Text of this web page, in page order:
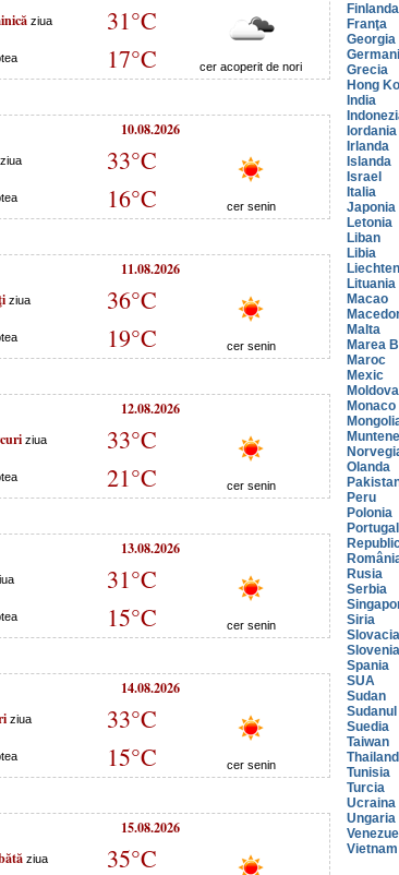
ziua 31°C
cer acoperit de nori
17°C
10.08.2026
ziua 33°C
cer senin
16°C
11.08.2026
ziua 36°C
cer senin
19°C
12.08.2026
ziua 33°C
cer senin
21°C
13.08.2026
31°C
cer senin
15°C
14.08.2026
ziua 33°C
cer senin
15°C
15.08.2026
ziua 35°C
Finlanda
Franţa
Georgia
Grecia
Hong
India
Iordania
Irlanda
Islanda
Israel
Italia
Japonia
Letonia
Liban
Libia
Lituania
Macao
Malta
Marea
Maroc
Mexic
Moldova
Monaco
Olanda
Peru
Polonia
Rusia
Serbia
Siria
Slovacia
Slovenia
Spania
SUA
Sudan
Sudanul
Suedia
Taiwan
Tunisia
Turcia
Ucraina
Ungaria
Vietnam